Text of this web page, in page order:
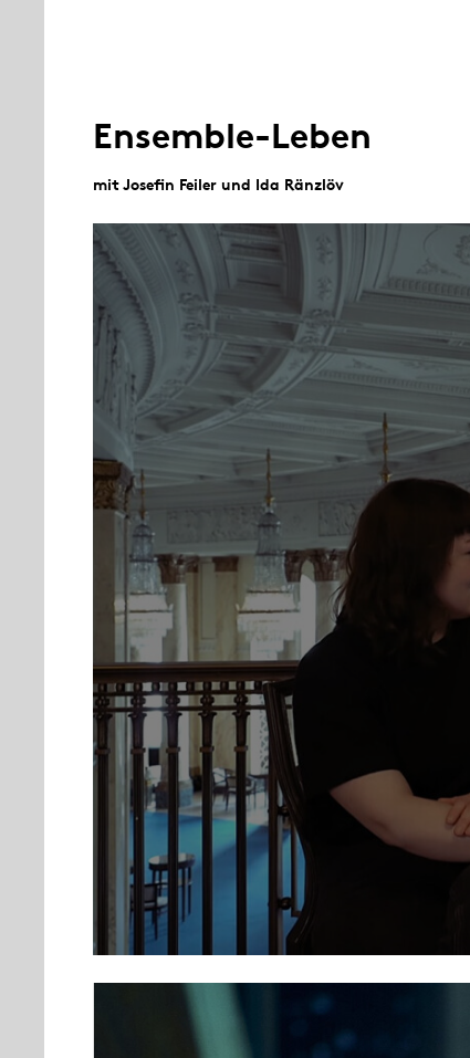
Ensemble-Leben
mit Josefin Feiler und Ida Ränzlöv